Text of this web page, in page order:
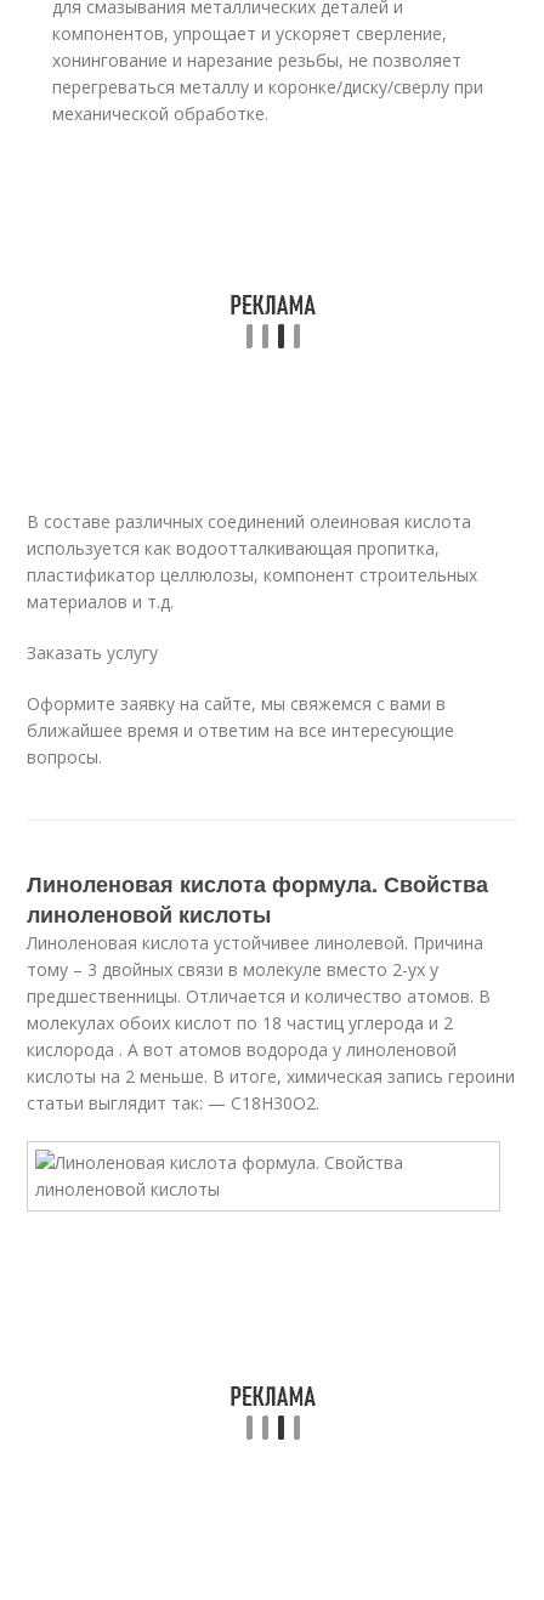
для смазывания металлических деталей и
компонентов, упрощает и ускоряет сверление,
хонингование и нарезание резьбы, не позволяет
перегреваться металлу и коронке/диску/сверлу при
механической обработке.
В составе различных соединений олеиновая кислота
используется как водоотталкивающая пропитка,
пластификатор целлюлозы, компонент строительных
материалов и т.д.
Заказать услугу
Оформите заявку на сайте, мы свяжемся с вами в
ближайшее время и ответим на все интересующие
вопросы.
Линоленовая кислота формула. Свойства
линоленовой кислоты
Линоленовая кислота устойчивее линолевой. Причина
тому – 3 двойных связи в молекуле вместо 2-ух у
предшественницы. Отличается и количество атомов. В
молекулах обоих кислот по 18 частиц углерода и 2
кислорода . А вот атомов водорода у линоленовой
кислоты на 2 меньше. В итоге, химическая запись героини
статьи выглядит так: — С18Н30О2.